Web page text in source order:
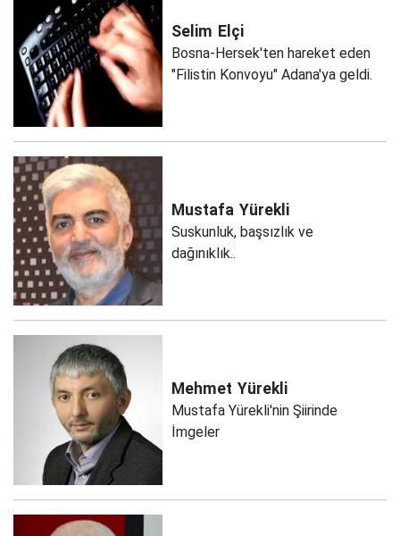
Selim Elçi
Bosna-Hersek'ten hareket eden
"Filistin Konvoyu" Adana'ya geldi.
Mustafa Yürekli
Suskunluk, başsızlık ve
dağınıklık..
Mehmet Yürekli
Mustafa Yürekli'nin Şiirinde
İmgeler